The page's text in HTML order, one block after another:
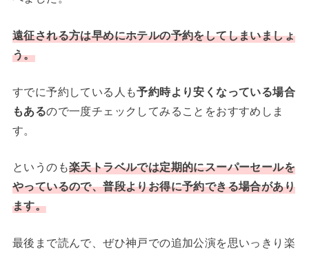
遠征される方は早めにホテルの予約をしてしまいましょ
う。
すでに予約している人も予約時より安くなっている場合
もあるので一度チェックしてみることをおすすめしま
す。
というのも楽天トラベルでは定期的にスーパーセールを
やっているので、普段よりお得に予約できる場合があり
ます。
最後まで読んで、ぜひ神戸での追加公演を思いっきり楽